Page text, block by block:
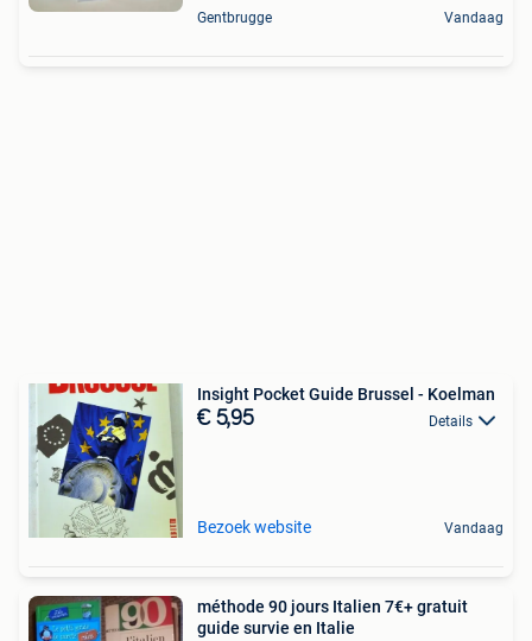
Gentbrugge Vandaag
Insight Pocket Guide Brussel - Koelman
€ 5,95 Details
Bezoek website Vandaag
méthode 90 jours Italien 7€+ gratuit
guide survie en Italie